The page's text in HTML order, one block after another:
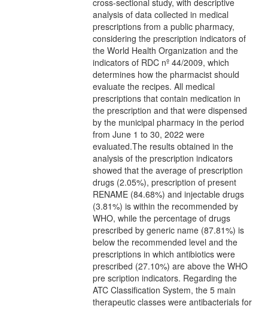
cross-sectional study, with descriptive
analysis of data collected in medical
prescriptions from a public pharmacy,
considering the prescription indicators of
the World Health Organization and the
indicators of RDC nº 44/2009, which
determines how the pharmacist should
evaluate the recipes. All medical
prescriptions that contain medication in
the prescription and that were dispensed
by the municipal pharmacy in the period
from June 1 to 30, 2022 were
evaluated.The results obtained in the
analysis of the prescription indicators
showed that the average of prescription
drugs (2.05%), prescription of present
RENAME (84.68%) and injectable drugs
(3.81%) is within the recommended by
WHO, while the percentage of drugs
prescribed by generic name (87.81%) is
below the recommended level and the
prescriptions in which antibiotics were
prescribed (27.10%) are above the WHO
pre scription indicators. Regarding the
ATC Classification System, the 5 main
therapeutic classes were antibacterials for